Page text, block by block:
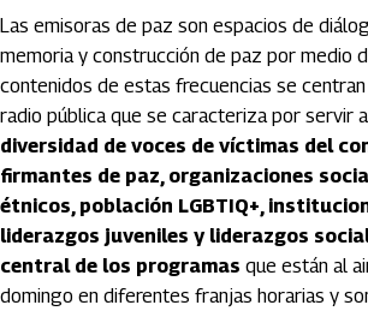
Las emisoras de paz son espacios de
memoria y construcción de paz por medio
contenidos de estas frecuencias se
radio pública que se caracteriza por servir
diversidad de voces de víctimas del
firmantes de paz, organizaciones
étnicos, población LGBTIQ+,
liderazgos juveniles y liderazgos
central de los programas que están al
domingo en diferentes franjas horarias y